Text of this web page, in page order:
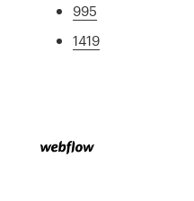
995
1419